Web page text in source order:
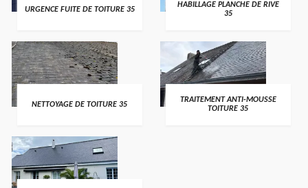
URGENCE FUITE DE TOITURE 35
HABILLAGE PLANCHE DE RIVE
35
NETTOYAGE DE TOITURE 35
TRAITEMENT ANTI-MOUSSE
TOITURE 35